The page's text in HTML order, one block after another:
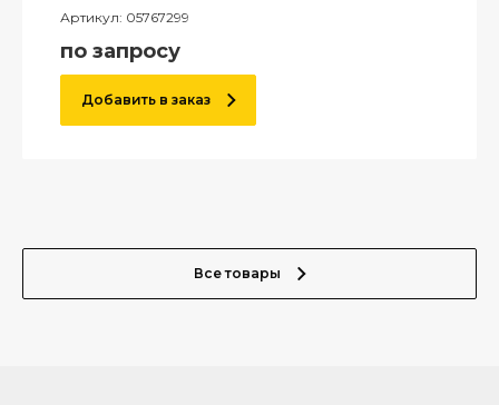
Артикул: 05767299
по запросу
Добавить в заказ
Все товары